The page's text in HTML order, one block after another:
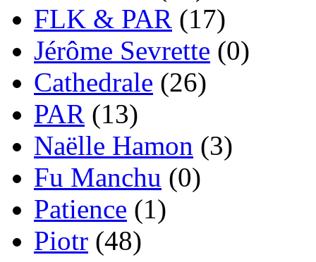
FLK & PAR (17)
Jérôme Sevrette (0)
Cathedrale (26)
PAR (13)
Naëlle Hamon (3)
Fu Manchu (0)
Patience (1)
Piotr (48)